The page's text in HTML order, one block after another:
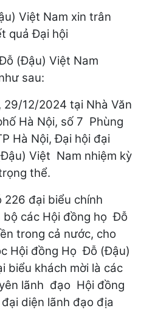
Việt Nam xin trân
quả Đại hội
(Đậu) Việt Nam
sau:
12/2024 tại Nhà Văn
Hà Nội, số 7 Phùng
Hà Nội, Đại hội đại
Việt Nam nhiệm kỳ
thể.
đại biểu chính
các Hội đồng họ Đỗ
trong cả nước, cho
Hội đồng Họ Đỗ (Đậu)
biểu khách mời là các
lãnh đạo Hội đồng
diện lãnh đạo địa